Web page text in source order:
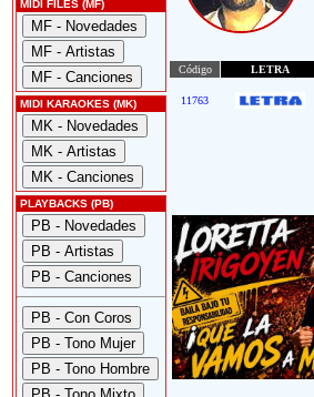
MIDI FILES (MF)
MIDI KARAOKES (MK)
PLAYBACKS (PB)
Código
LETRA
11763